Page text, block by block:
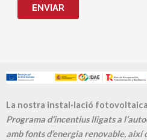
ENVIAR
La nostra instal·lació fotovoltaica
Programa d’incentius lligats a
amb fonts d’energia renovable, així